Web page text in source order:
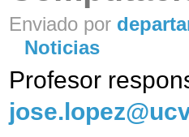
Enviado por
Noticias
Profesor